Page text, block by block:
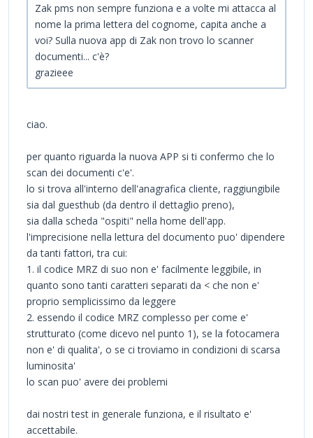
Zak pms non sempre funziona e a volte mi attacca al
nome la prima lettera del cognome, capita anche a
voi? Sulla nuova app di Zak non trovo lo scanner
documenti... c'è?
grazieee
ciao.
per quanto riguarda la nuova APP si ti confermo che lo
scan dei documenti c'e'.
lo si trova all'interno dell'anagrafica cliente, raggiungibile
sia dal guesthub (da dentro il dettaglio preno),
sia dalla scheda "ospiti" nella home dell'app.
l'imprecisione nella lettura del documento puo' dipendere
da tanti fattori, tra cui:
1. il codice MRZ di suo non e' facilmente leggibile, in
quanto sono tanti caratteri separati da < che non e'
proprio semplicissimo da leggere
2. essendo il codice MRZ complesso per come e'
strutturato (come dicevo nel punto 1), se la fotocamera
non e' di qualita', o se ci troviamo in condizioni di scarsa
luminosita'
lo scan puo' avere dei problemi
dai nostri test in generale funziona, e il risultato e'
accettabile.